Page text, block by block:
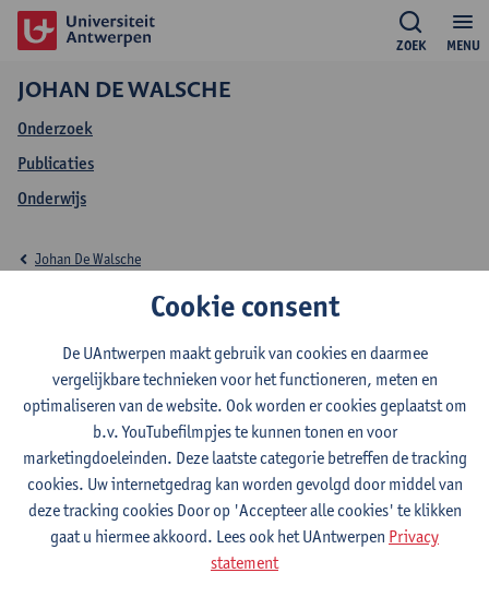
MENU
ZOEK
JOHAN DE WALSCHE
Onderzoek
Publicaties
Onderwijs
Onderwijs Johan De
Walsche
Johan De Walsche
2026-2027 2024-2025 2023-2024
Architectural Design 2
Cookie consent
De UAntwerpen maakt gebruik van cookies en daarmee
vergelijkbare technieken voor het functioneren, meten en
optimaliseren van de website. Ook worden er cookies geplaatst om
b.v. YouTubefilmpjes te kunnen tonen en voor
marketingdoeleinden. Deze laatste categorie betreffen de tracking
cookies. Uw internetgedrag kan worden gevolgd door middel van
deze tracking cookies Door op 'Accepteer alle cookies' te klikken
gaat u hiermee akkoord. Lees ook het UAntwerpen Privacy
statement